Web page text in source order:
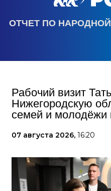
ОТЧЕТ ПО НАРОДНОЙ
Рабочий визит
Нижегородскую
семей и молодёжи
07 августа 2026, 16:20